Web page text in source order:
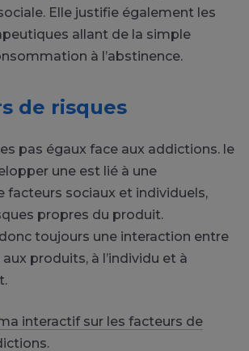
Elle justifie également les
allant de la simple
à l’abstinence.
de risques
pas égaux face aux addictions. le
une est lié à une
facteurs sociaux et individuels,
propres du produit.
toujours une interaction entre
produits, à l’individu et à
interactif sur les facteurs de